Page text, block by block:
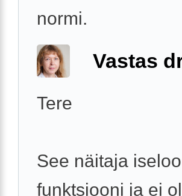
normi.
Vastas
Tere
See näitaja
funktsiooni ja ei